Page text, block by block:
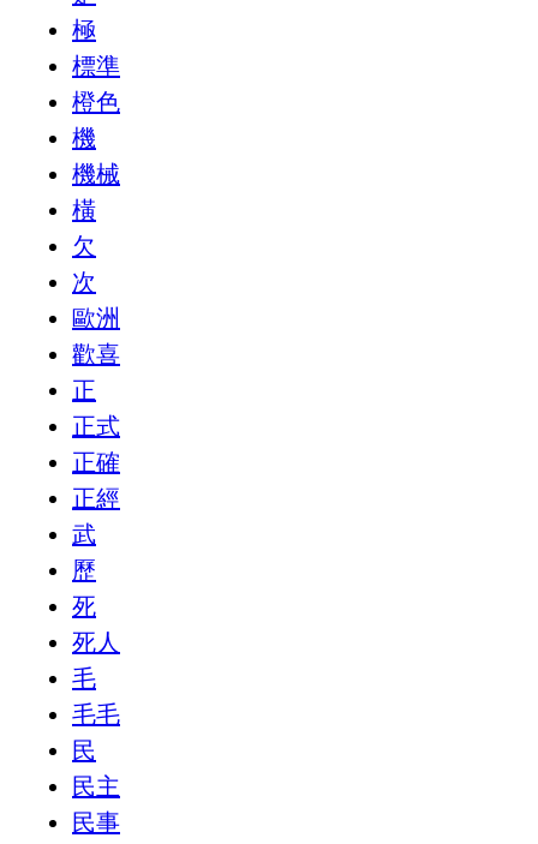
極
標準
橙色
機
機械
橫
欠
次
歐洲
歡喜
正
正式
正確
正經
武
歷
死
死人
毛
毛毛
民
民主
民事